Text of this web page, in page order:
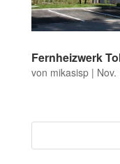
Fernheizwerk
von mikasisp|